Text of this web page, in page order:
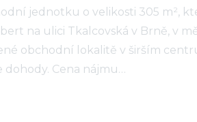
jednotku o velikosti 305 m²,
na ulici Tkalcovská v Brně, v
obchodní lokalitě v širším
dohody. Cena nájmu…